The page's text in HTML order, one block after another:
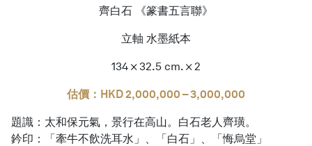
齊白石 《篆書五言聯》
立軸 水墨紙本
134 × 32.5 cm. × 2
估價：HKD 2,000,000 – 3,000,000
題識：太和保元氣，景行在高山。白石老人齊璜。
鈐印：「牽牛不飲洗耳水」、「白石」、「悔烏堂」